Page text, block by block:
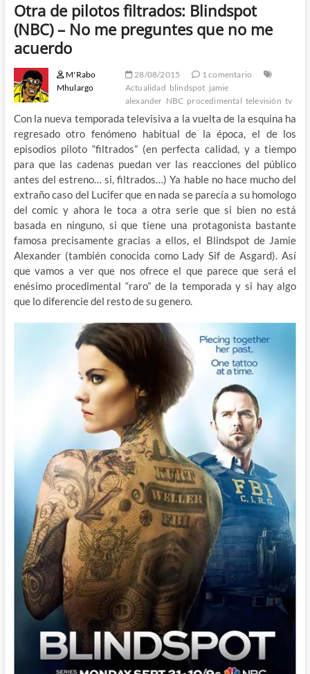
Otra de pilotos filtrados: Blindspot
(NBC) – No me preguntes que no me
acuerdo
M'Rabo
Mhulargo
28/08/2015
1 comentario
Actualidad blindspot jamie
alexander NBC procedimental televisión tv
Con la nueva temporada televisiva a la vuelta de la esquina ha
regresado otro fenómeno habitual de la época, el de los
episodios piloto “filtrados” (en perfecta calidad, y a tiempo
para que las cadenas puedan ver las reacciones del público
antes del estreno… si, filtrados…) Ya hable no hace mucho del
extraño caso del Lucifer que en nada se parecía a su homologo
del comic y ahora le toca a otra serie que si bien no está
basada en ninguno, si que tiene una protagonista bastante
famosa precisamente gracias a ellos, el Blindspot de Jamie
Alexander (también conocida como Lady Sif de Asgard). Así
que vamos a ver que nos ofrece el que parece que será el
enésimo procedimental “raro” de la temporada y si hay algo
que lo diferencie del resto de su genero.